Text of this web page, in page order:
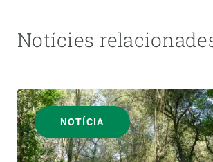
Notícies
NOTÍCIA